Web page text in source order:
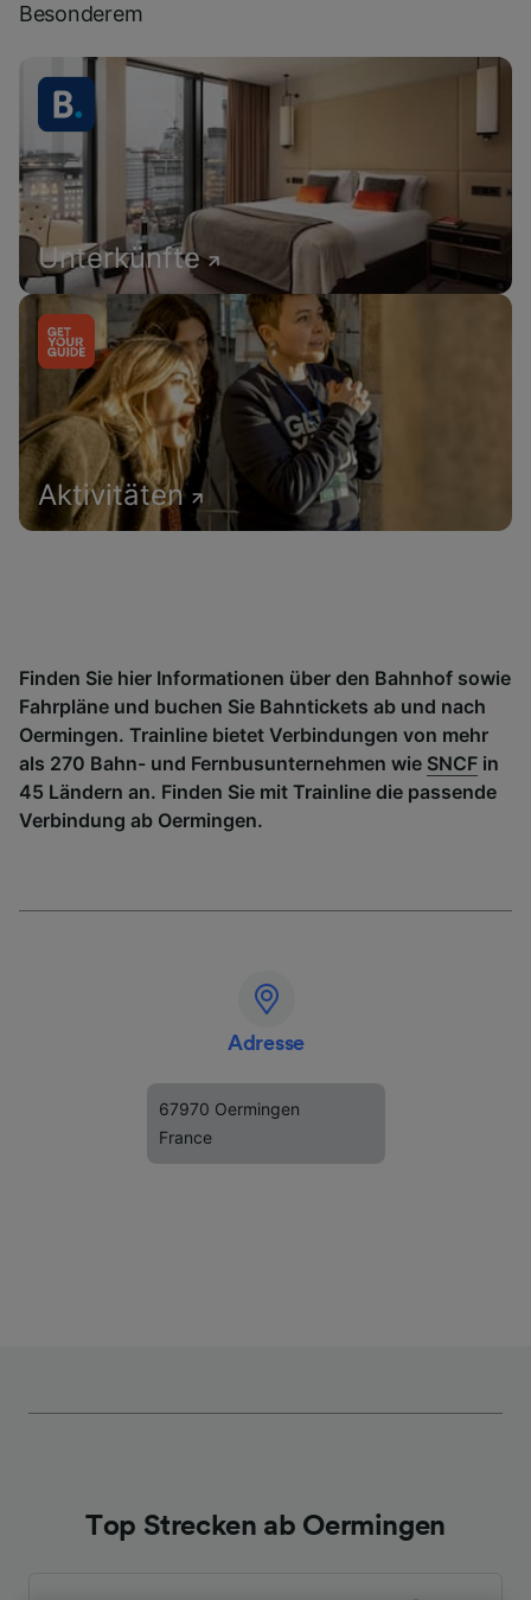
Besonderem
Unterkünfte
Aktivitäten
Finden Sie hier Informationen über den Bahnhof sowie
Fahrpläne und buchen Sie Bahntickets ab und nach
Oermingen. Trainline bietet Verbindungen von mehr
als 270 Bahn- und Fernbusunternehmen wie SNCF in
45 Ländern an. Finden Sie mit Trainline die passende
Verbindung ab Oermingen.
Adresse
67970 Oermingen
France
Top Strecken ab Oermingen